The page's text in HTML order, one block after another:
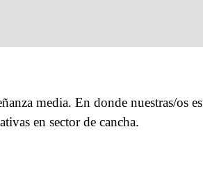
media. En donde nuestras/os
en sector de cancha.